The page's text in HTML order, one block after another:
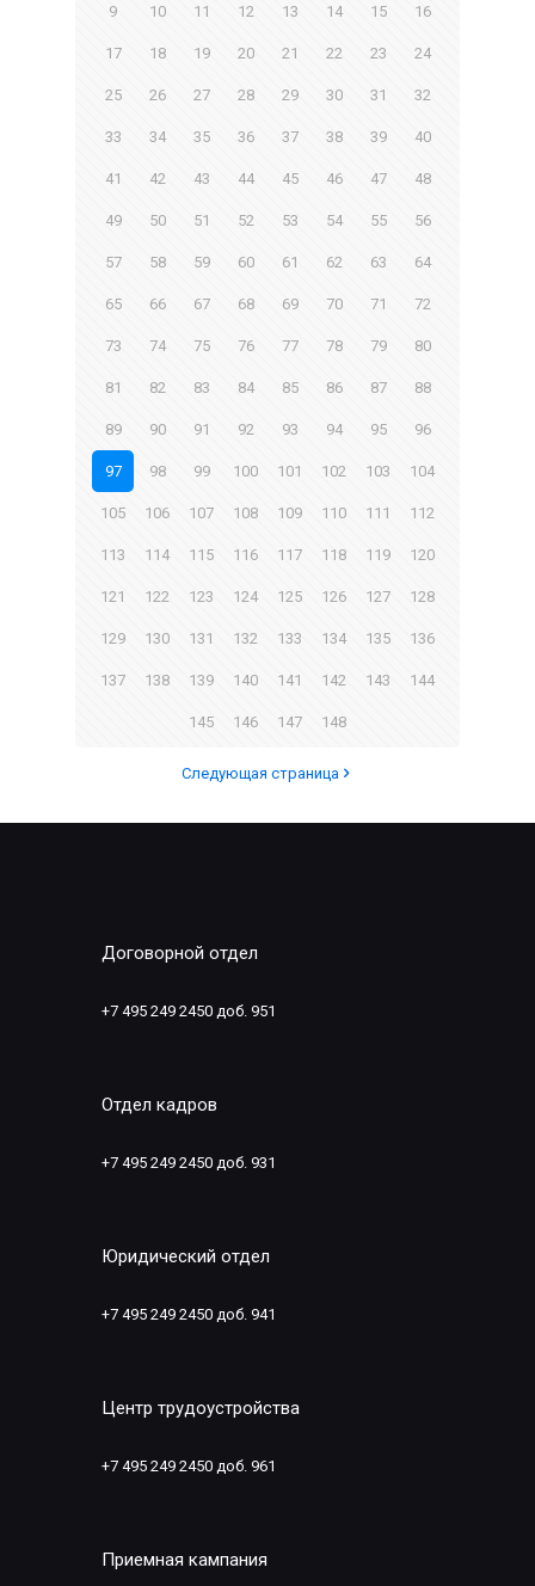
9 10 11 12 13 14 15 16
17 18 19 20 21 22 23 24
25 26 27 28 29 30 31 32
33 34 35 36 37 38 39 40
41 42 43 44 45 46 47 48
49 50 51 52 53 54 55 56
57 58 59 60 61 62 63 64
65 66 67 68 69 70 71 72
73 74 75 76 77 78 79 80
81 82 83 84 85 86 87 88
89 90 91 92 93 94 95 96
97 98 99 100 101 102 103 104
105 106 107 108 109 110 111 112
113 114 115 116 117 118 119 120
121 122 123 124 125 126 127 128
129 130 131 132 133 134 135 136
137 138 139 140 141 142 143 144
145 146 147 148
Следующая страница
Договорной отдел
+7 495 249 2450 доб. 951
Отдел кадров
+7 495 249 2450 доб. 931
Юридический отдел
+7 495 249 2450 доб. 941
Центр трудоустройства
+7 495 249 2450 доб. 961
Приемная кампания